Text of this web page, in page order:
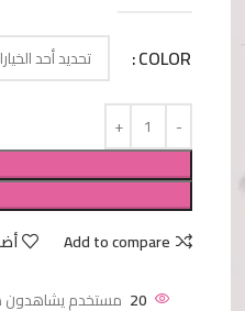
COLOR
Add to compare
20 مستخدم يشاهدون